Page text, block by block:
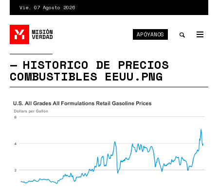
contenido
principal
Vie. 07 Agosto 2026
APÓYANOS
HISTORICO DE PRECIOS
COMBUSTIBLES EEUU.PNG